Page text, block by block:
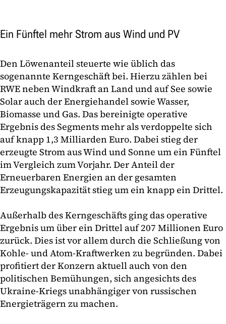
Ein Fünftel mehr Strom aus Wind und PV
Den Löwenanteil steuerte wie üblich das
sogenannte Kerngeschäft bei. Hierzu zählen bei
RWE neben Windkraft an Land und auf See sowie
Solar auch der Energiehandel sowie Wasser,
Biomasse und Gas. Das bereinigte operative
Ergebnis des Segments mehr als verdoppelte sich
auf knapp 1,3 Milliarden Euro. Dabei stieg der
erzeugte Strom aus Wind und Sonne um ein Fünftel
im Vergleich zum Vorjahr. Der Anteil der
Erneuerbaren Energien an der gesamten
Erzeugungskapazität stieg um ein knapp ein Drittel.
Außerhalb des Kerngeschäfts ging das operative
Ergebnis um über ein Drittel auf 207 Millionen Euro
zurück. Dies ist vor allem durch die Schließung von
Kohle- und Atom-Kraftwerken zu begründen. Dabei
profitiert der Konzern aktuell auch von den
politischen Bemühungen, sich angesichts des
Ukraine-Kriegs unabhängiger von russischen
Energieträgern zu machen.